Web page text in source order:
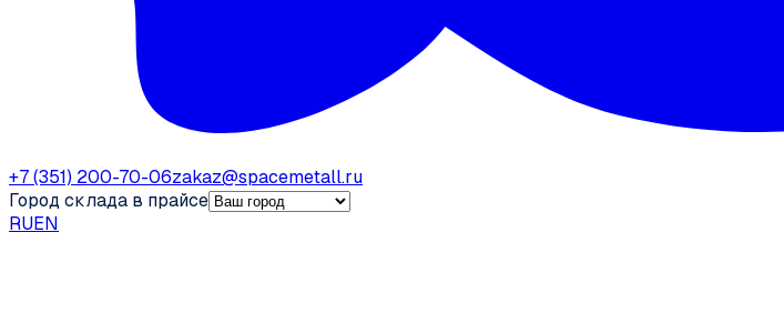
+7 (351) 200-70-06zakaz@spacemetall.ru
Город склада в прайсе
RUEN